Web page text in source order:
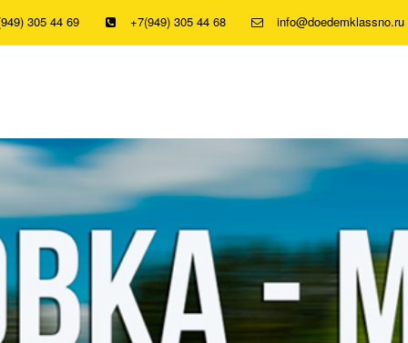
305 44 69 +7(949) 305 44 68 info@doedemklassno.ru